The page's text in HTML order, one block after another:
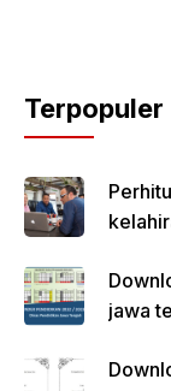
Terpopuler
jawa